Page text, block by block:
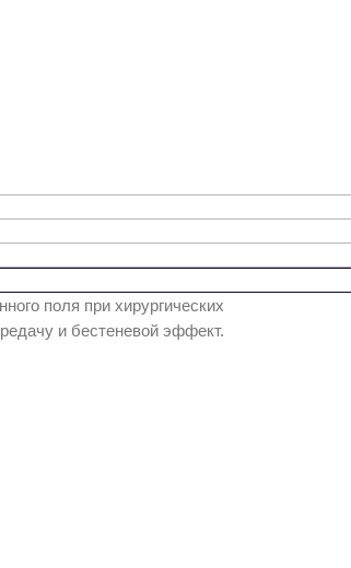
поля при хирургических
и бестеневой эффект.